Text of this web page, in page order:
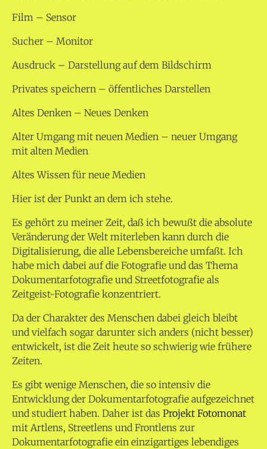
Film – Sensor
Sucher – Monitor
Ausdruck – Darstellung auf dem Bildschirm
Privates speichern – öffentliches Darstellen
Altes Denken – Neues Denken
Alter Umgang mit neuen Medien – neuer Umgang
mit alten Medien
Altes Wissen für neue Medien
Hier ist der Punkt an dem ich stehe.
Es gehört zu meiner Zeit, daß ich bewußt die absolute
Veränderung der Welt miterleben kann durch die
Digitalisierung, die alle Lebensbereiche umfaßt. Ich
habe mich dabei auf die Fotografie und das Thema
Dokumentarfotografie und Streetfotografie als
Zeitgeist-Fotografie konzentriert.
Da der Charakter des Menschen dabei gleich bleibt
und vielfach sogar darunter sich anders (nicht besser)
entwickelt, ist die Zeit heute so schwierig wie frühere
Zeiten.
Es gibt wenige Menschen, die so intensiv die
Entwicklung der Dokumentarfotografie aufgezeichnet
und studiert haben. Daher ist das Projekt Fotomonat
mit Artlens, Streetlens und Frontlens zur
Dokumentarfotografie ein einzigartiges lebendiges